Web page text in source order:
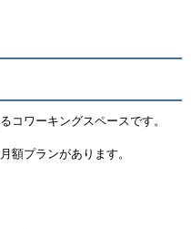
コワーキングスペースです。
額プランがあります。